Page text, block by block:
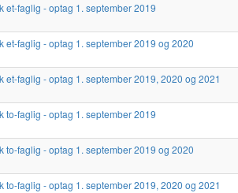
et-faglig - optag 1. september 2019
et-faglig - optag 1. september 2019 og 2020
et-faglig - optag 1. september 2019, 2020 og 2021
to-faglig - optag 1. september 2019
to-faglig - optag 1. september 2019 og 2020
to-faglig - optag 1. september 2019, 2020 og 2021